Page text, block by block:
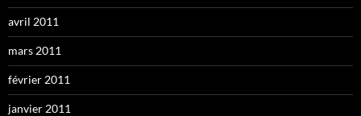
avril 2011
mars 2011
février 2011
janvier 2011